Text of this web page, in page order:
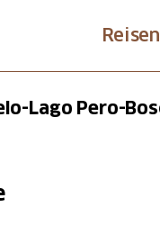
Reisen
Lago Pero-